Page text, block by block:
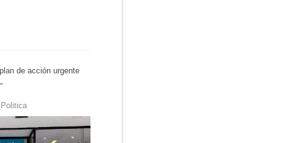
de acción urgente
Politica